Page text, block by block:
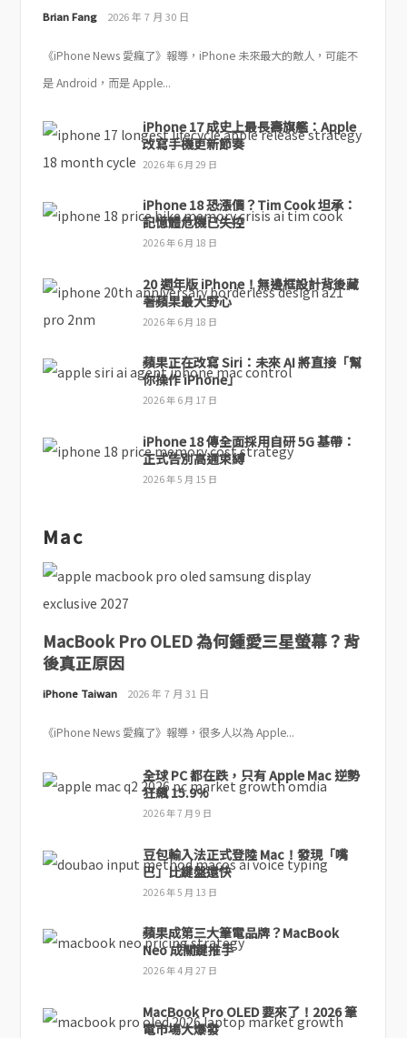
Brian Fang 2026 年 7 月 30 日
《iPhone News 愛瘋了》報導，iPhone 未來最大的敵人，可能不
是 Android，而是 Apple...
iPhone 17 成史上最長壽旗艦：Apple
改寫手機更新節奏
2026 年 6 月 29 日
iPhone 18 恐漲價？Tim Cook 坦承：
記憶體危機已失控
2026 年 6 月 18 日
20 週年版 iPhone！無邊框設計背後藏
著蘋果最大野心
2026 年 6 月 18 日
蘋果正在改寫 Siri：未來 AI 將直接「幫
你操作 iPhone」
2026 年 6 月 17 日
iPhone 18 傳全面採用自研 5G 基帶：
正式告別高通束縛
2026 年 5 月 15 日
Mac
MacBook Pro OLED 為何鍾愛三星螢幕？背
後真正原因
iPhone Taiwan 2026 年 7 月 31 日
《iPhone News 愛瘋了》報導，很多人以為 Apple...
全球 PC 都在跌，只有 Apple Mac 逆勢
狂飆 15.9%
2026 年 7 月 9 日
豆包輸入法正式登陸 Mac！發現「嘴
巴」比鍵盤還快
2026 年 5 月 13 日
蘋果成第三大筆電品牌？MacBook
Neo 成關鍵推手
2026 年 4 月 27 日
MacBook Pro OLED 要來了！2026 筆
電市場大爆發